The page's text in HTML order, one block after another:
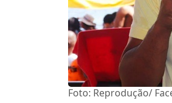
Foto: Reprodução/